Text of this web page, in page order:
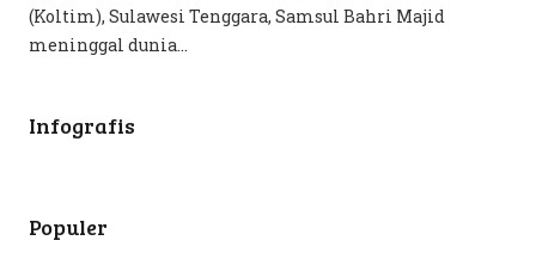
(Koltim), Sulawesi Tenggara, Samsul Bahri Majid
meninggal dunia...
Infografis
Populer